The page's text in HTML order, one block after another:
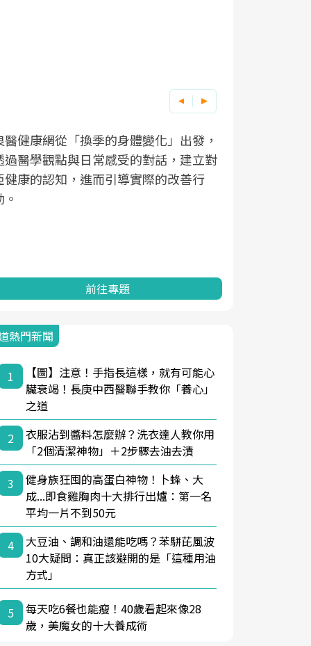
醫健康網從「換季的身體變化」出發，
過醫學觀點與日常感受的對話，建立對
健康的認知，進而引導實際的改善行
前往專題
熱門新聞
1
【圖】注意！手指長這樣，就有可能心
臟衰竭！長庚中西醫聯手教你「養心」
之道
2
衣服沾到醬料怎麼辦？洗衣達人教你用
「2個清潔神物」＋2步驟去油去漬
3
健身族狂囤的高蛋白神物！卜蜂、大
成...即食雞胸肉十大排行出爐：第一名
平均一片不到50元
4
大豆油、調和油還能吃嗎？苯駢芘風波
10大疑問：真正該避開的是「這種用油
方式」
5
每天吃6餐也能瘦！40歲看起來像28
歲，美魔女的十大養成術